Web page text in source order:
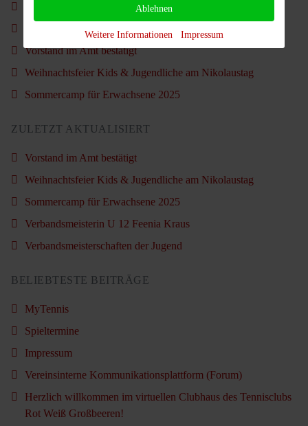
Nachruf - Carl Ahlgrimm
Vorstand im Amt bestätigt
Weihnachtsfeier Kids & Jugendliche am Nikolaustag
Sommercamp für Erwachsene 2025
ZULETZT AKTUALISIERT
Vorstand im Amt bestätigt
Weihnachtsfeier Kids & Jugendliche am Nikolaustag
Sommercamp für Erwachsene 2025
Verbandsmeisterin U 12 Feenia Kraus
Verbandsmeisterschaften der Jugend
BELIEBTESTE BEITRÄGE
MyTennis
Spieltermine
Impressum
Vereinsinterne Kommunikationsplattform (Forum)
Herzlich willkommen im virtuellen Clubhaus des Tennisclubs
Rot Weiß Großbeeren!
Ablehnen
Weitere Informationen Impressum